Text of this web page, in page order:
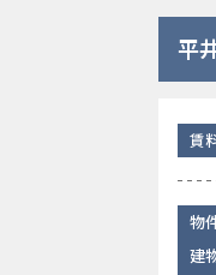
平
賃
物
建